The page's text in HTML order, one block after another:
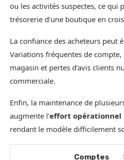
ou les activités suspectes, ce qui
trésorerie d’une boutique en
La confiance des acheteurs peut
Variations fréquentes de compte,
magasin et pertes d’avis clients
commerciale.
Enfin, la maintenance de
augmente l’effort opérationnel
rendant le modèle difficilement
Comptes